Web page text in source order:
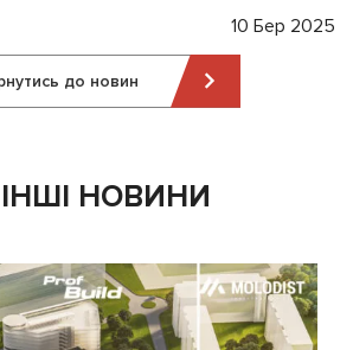
10 Бер 2025
до новин
ІНШІ НОВИНИ